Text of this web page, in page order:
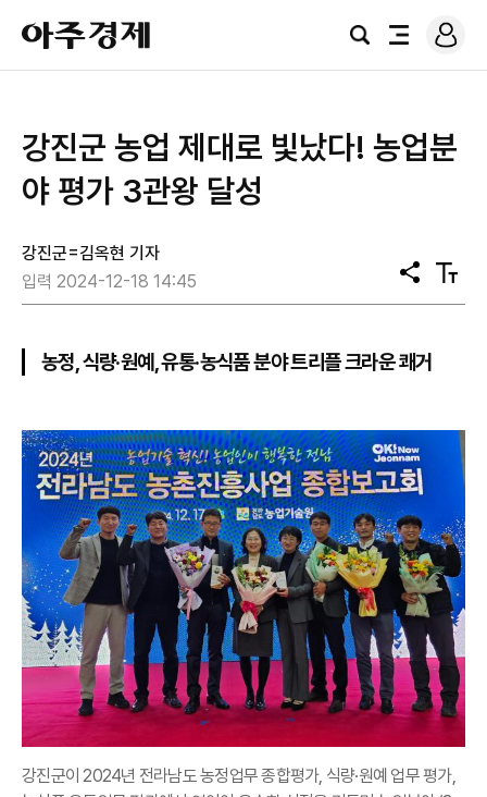
아
주
경
검
전
로
그
강진군 농업 제대로 빛났다! 농업분
야 평가 3관왕 달성
강진군=김옥현 기자
입력 2024-12-18 14:45
공
유
텍
스
농정, 식량·원예, 유통·농식품 분야 트리플 크라운 쾌거
강진군이 2024년 전라남도 농정업무 종합평가, 식량·원예 업무 평가,